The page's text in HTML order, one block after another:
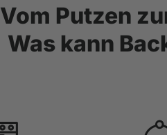
Vom Putzen
Was kann